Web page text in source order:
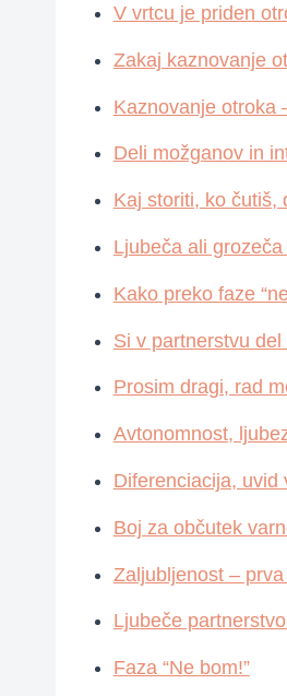
V vrtcu je priden
Zakaj kaznovanje
Kaznovanje otroka
Deli možganov in
Kaj storiti, ko čutiš,
Ljubeča ali
Kako preko faze
Si v partnerstvu
Prosim dragi, rad
Avtonomnost,
Diferenciacija, uvid
Boj za občutek
Zaljubljenost –
Ljubeče
Faza “Ne bom!”